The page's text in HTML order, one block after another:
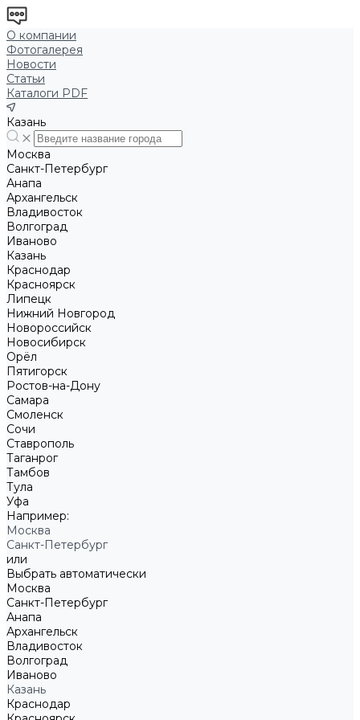
О компании
Фотогалерея
Новости
Статьи
Каталоги PDF
Казань
Москва
Санкт-Петербург
Анапа
Архангельск
Владивосток
Волгоград
Иваново
Казань
Краснодар
Красноярск
Липецк
Нижний Новгород
Новороссийск
Новосибирск
Орёл
Пятигорск
Ростов-на-Дону
Самара
Смоленск
Сочи
Ставрополь
Таганрог
Тамбов
Тула
Уфа
Например:
Москва
Санкт-Петербург
или
Выбрать автоматически
Москва
Санкт-Петербург
Анапа
Архангельск
Владивосток
Волгоград
Иваново
Казань
Краснодар